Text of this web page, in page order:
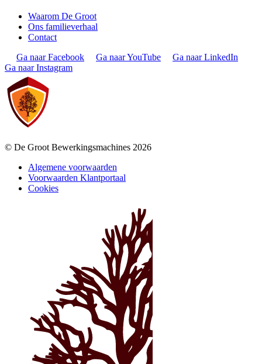
Waarom De Groot
Ons familieverhaal
Contact
Ga naar Facebook
Ga naar YouTube
Ga naar LinkedIn
Ga naar Instagram
© De Groot Bewerkingsmachines 2026
Algemene voorwaarden
Voorwaarden Klantportaal
Cookies